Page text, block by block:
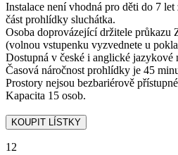
Instalace není vhodná pro děti do 7
část prohlídky sluchátka.
Osoba doprovázející držitele průkazu
(volnou vstupenku vyzvednete u
Dostupná v české i anglické jazykové
Časová náročnost prohlídky je 45
Prostory nejsou bezbariérově
Kapacita 15 osob.
12